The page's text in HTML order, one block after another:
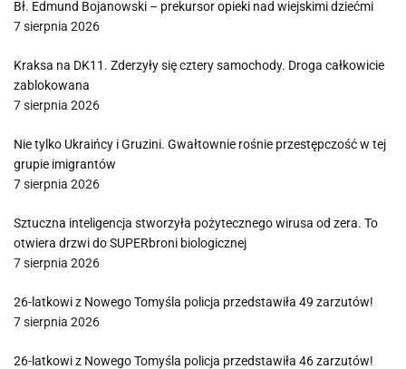
Bł. Edmund Bojanowski – prekursor opieki nad wiejskimi dziećmi
7 sierpnia 2026
Kraksa na DK11. Zderzyły się cztery samochody. Droga całkowicie
zablokowana
7 sierpnia 2026
Nie tylko Ukraińcy i Gruzini. Gwałtownie rośnie przestępczość w tej
grupie imigrantów
7 sierpnia 2026
Sztuczna inteligencja stworzyła pożytecznego wirusa od zera. To
otwiera drzwi do SUPERbroni biologicznej
7 sierpnia 2026
26-latkowi z Nowego Tomyśla policja przedstawiła 49 zarzutów!
7 sierpnia 2026
26-latkowi z Nowego Tomyśla policja przedstawiła 46 zarzutów!